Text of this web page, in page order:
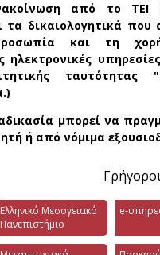
από το ΤΕΙ
τα δικαιολογητικά που
και τη
ηλεκτρονικές
ταυτότητας
μπορεί να
ή από νόμιμα
Ελληνικό Μεσογειακό
Πανεπιστήμιο
e-